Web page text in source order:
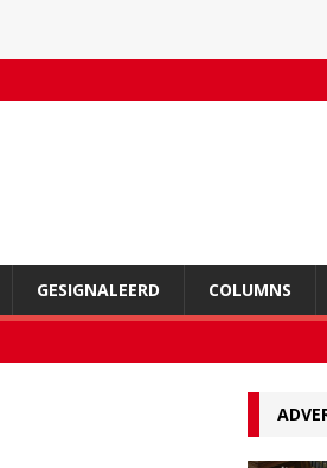
GESIGNALEERD COLUMNS